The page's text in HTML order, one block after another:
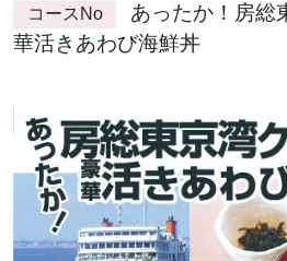
コースNo
あったか！房総
華活きあわび海鮮丼